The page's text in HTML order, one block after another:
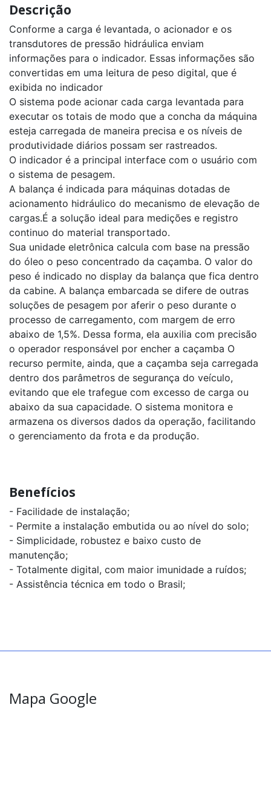
Descrição
Conforme a carga é levantada, o acionador e os
transdutores de pressão hidráulica enviam
informações para o indicador. Essas informações são
convertidas em uma leitura de peso digital, que é
exibida no indicador
O sistema pode acionar cada carga levantada para
executar os totais de modo que a concha da máquina
esteja carregada de maneira precisa e os níveis de
produtividade diários possam ser rastreados.
O indicador é a principal interface com o usuário com
o sistema de pesagem.
A balança é indicada para máquinas dotadas de
acionamento hidráulico do mecanismo de elevação de
cargas.É a solução ideal para medições e registro
continuo do material transportado.
Sua unidade eletrônica calcula com base na pressão
do óleo o peso concentrado da caçamba. O valor do
peso é indicado no display da balança que fica dentro
da cabine. A balança embarcada se difere de outras
soluções de pesagem por aferir o peso durante o
processo de carregamento, com margem de erro
abaixo de 1,5%. Dessa forma, ela auxilia com precisão
o operador responsável por encher a caçamba O
recurso permite, ainda, que a caçamba seja carregada
dentro dos parâmetros de segurança do veículo,
evitando que ele trafegue com excesso de carga ou
abaixo da sua capacidade. O sistema monitora e
armazena os diversos dados da operação, facilitando
o gerenciamento da frota e da produção.
Benefícios
- Facilidade de instalação;
- Permite a instalação embutida ou ao nível do solo;
- Simplicidade, robustez e baixo custo de
manutenção;
- Totalmente digital, com maior imunidade a ruídos;
- Assistência técnica em todo o Brasil;
Mapa Google
PE
Plataforma
Rodoviária
linha
8200P
Digital
Balança
Para
Aeronaves
8030